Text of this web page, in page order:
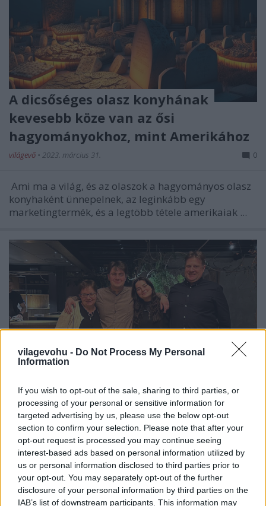
vilagevohu - Do Not Process My Personal
Information
If you wish to opt-out of the sale, sharing to third parties, or
processing of your personal or sensitive information for
targeted advertising by us, please use the below opt-out
section to confirm your selection. Please note that after your
opt-out request is processed you may continue seeing
interest-based ads based on personal information utilized by
us or personal information disclosed to third parties prior to
your opt-out. You may separately opt-out of the further
disclosure of your personal information by third parties on the
IAB’s list of downstream participants. This information may
A dicsőséges olasz konyhának
kevesebb köze van az ősi
hagyományokhoz, mint Amerikához
világevő • 2023. március 31. 0
Ami ma a világ, és az olaszok a hagyományos olasz
konyhaként ünnepelnek, az leginkább egy
marketingtermék, és a legtöbb tétele amerikaiak ...
Egy csíki család kalandjai a világ
legjobb éttermében
2023. február 05.